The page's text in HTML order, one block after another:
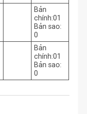
Bản
chính:01
Bản sao:
0
Bản
chính:01
Bản sao:
0